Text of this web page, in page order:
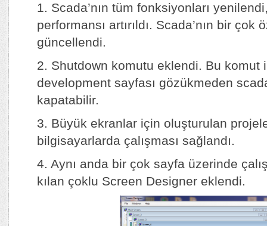
1. Scada’nın tüm fonksiyonları
performansı artırıldı. Scada’nın bir
güncellendi.
2. Shutdown komutu eklendi. Bu komut
development sayfası gözükmeden
kapatabilir.
3. Büyük ekranlar için oluşturulan
bilgisayarlarda çalışması sağlandı.
4. Aynı anda bir çok sayfa üzerinde
kılan çoklu Screen Designer eklendi.